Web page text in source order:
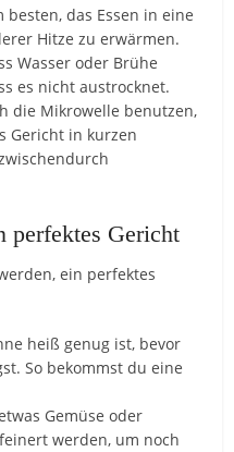
das Essen in eine
Hitze zu erwärmen.
Wasser oder Brühe
es nicht austrocknet.
die Mikrowelle benutzen,
Gericht in kurzen
perfektes Gericht
ein perfektes
heiß genug ist, bevor
So bekommst du eine
Gemüse oder
werden, um noch